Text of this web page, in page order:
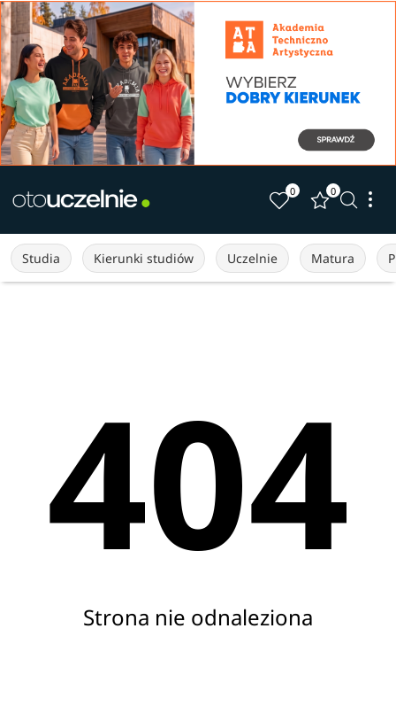
0 0
Studia Kierunki studiów Uczelnie Matura
404
Strona nie odnaleziona